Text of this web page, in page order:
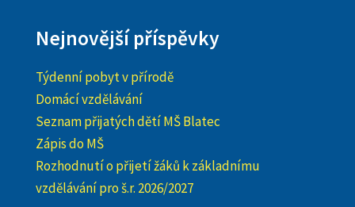
Nejnovější příspěvky
Týdenní pobyt v přírodě
Domácí vzdělávání
Seznam přijatých dětí MŠ Blatec
Zápis do MŠ
Rozhodnutí o přijetí žáků k základnímu
vzdělávání pro š.r. 2026/2027